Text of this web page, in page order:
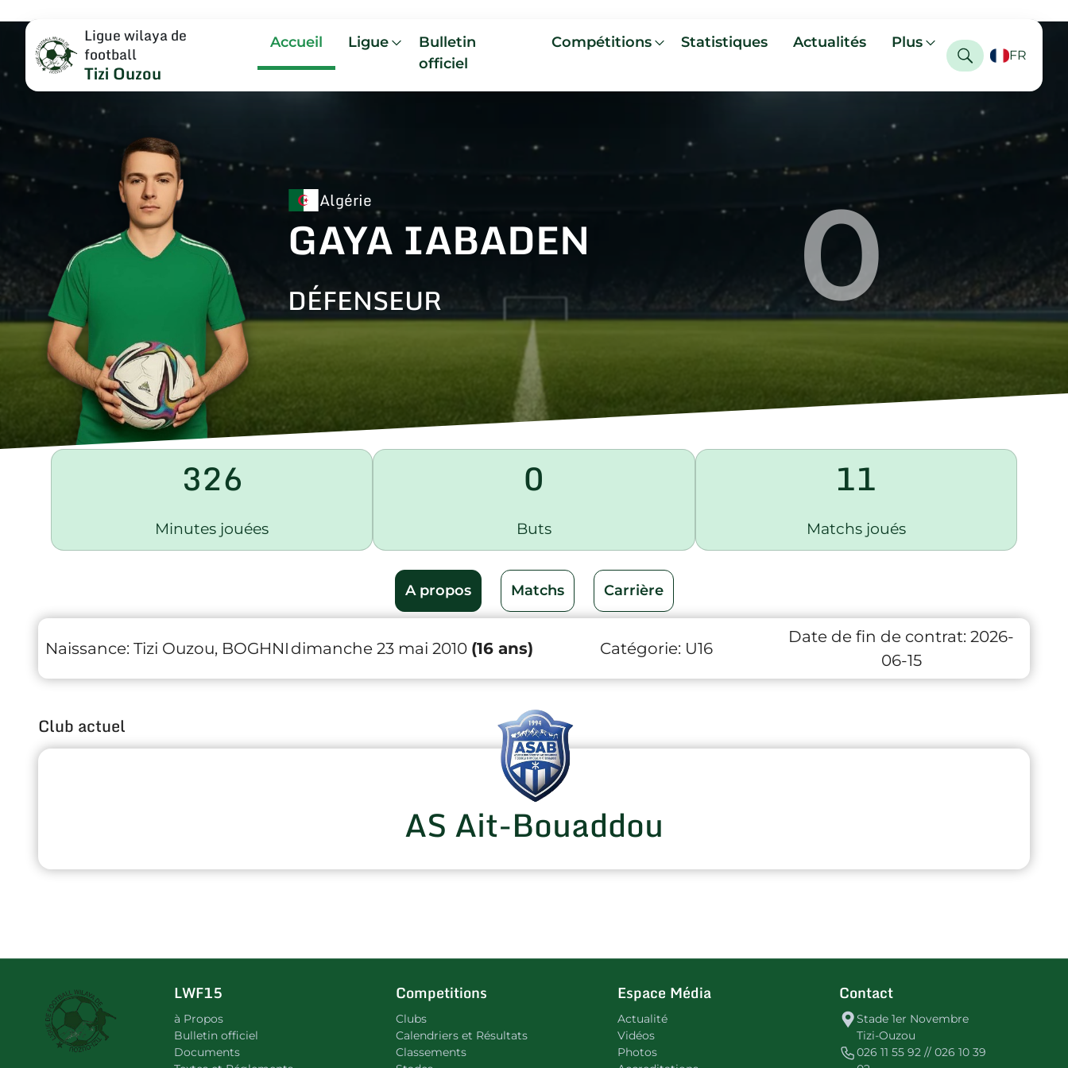
Ligue wilaya de
football
Tizi Ouzou
Accueil Ligue
Bulletin
officiel
Compétitions Statistiques Actualités Plus
FR
Algérie
GAYA IABADEN
DÉFENSEUR 0
326
Minutes jouées
0
Buts
11
Matchs joués
A propos Matchs Carrière
Naissance: Tizi Ouzou, BOGHNI dimanche 23 mai 2010 (16 ans) Catégorie: U16
Date de fin de contrat: 2026-
06-15
Club actuel
AS Ait-Bouaddou
LWF15
à Propos
Bulletin officiel
Documents
Competitions
Clubs
Calendriers et Résultats
Classements
Espace Média
Actualité
Vidéos
Photos
Contact
Stade 1er Novembre
Tizi-Ouzou
026 11 55 92 // 026 10 39